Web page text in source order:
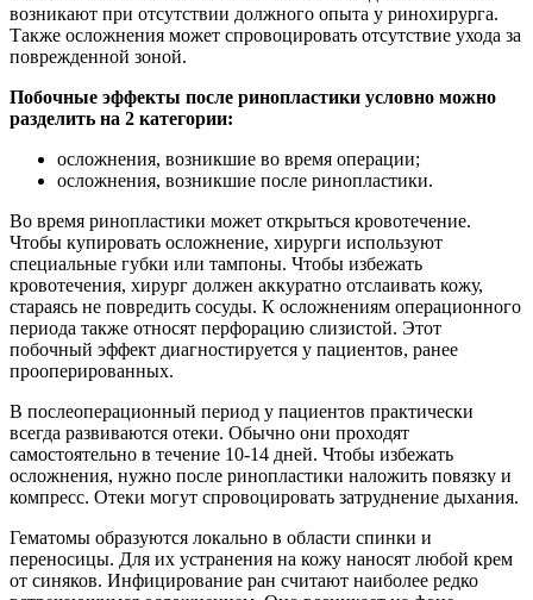
возникают при отсутствии должного опыта у ринохирурга.
Также осложнения может спровоцировать отсутствие ухода за
поврежденной зоной.
Побочные эффекты после ринопластики условно можно
разделить на 2 категории:
осложнения, возникшие во время операции;
осложнения, возникшие после ринопластики.
Во время ринопластики может открыться кровотечение.
Чтобы купировать осложнение, хирурги используют
специальные губки или тампоны. Чтобы избежать
кровотечения, хирург должен аккуратно отслаивать кожу,
стараясь не повредить сосуды. К осложнениям операционного
периода также относят перфорацию слизистой. Этот
побочный эффект диагностируется у пациентов, ранее
прооперированных.
В послеоперационный период у пациентов практически
всегда развиваются отеки. Обычно они проходят
самостоятельно в течение 10-14 дней. Чтобы избежать
осложнения, нужно после ринопластики наложить повязку и
компресс. Отеки могут спровоцировать затруднение дыхания.
Гематомы образуются локально в области спинки и
переносицы. Для их устранения на кожу наносят любой крем
от синяков. Инфицирование ран считают наиболее редко